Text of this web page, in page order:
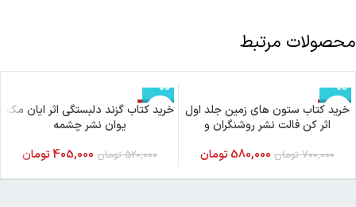
محصولات مرتبط
-17%
خرید کتاب ستون های زمین جلد اول
اثر کن فالت نشر روشنگران و
700,000 تومان 580,000 تومان
-22%
خرید کتاب گزند دلبستگی اثر ایان مک
یوان نشر چشمه
520,000 تومان 405,000تومان